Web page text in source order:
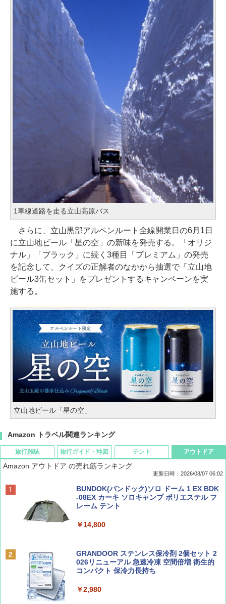
1車線道路を走る立山高原バス
さらに、立山黒部アルペンルート全線開業日の6月1日
に立山地ビール「星の空」の新味を発売する。「オリジ
ナル」「ブラック」に続く3種目「プレミアム」の発売
を記念して、クイズの正解者のなかから抽選で「立山地
ビール3缶セット」をプレゼントするキャンペーンを実
施する。
立山地ビール「星の空」
Amazon トラベル関連ランキング
旅行雑誌
ディズニーファン ２０２６年 ９月号 [雑
誌] (ＤＩＳＮＥＹ ＦＡＮ)
BE-PAL(ビ-パル) 2026年 9 月号【特別付録:
SOTO ミニマル"旅"財布 ランダム2種】
旅行ガイド・地図
D40 地球の歩き方 チェンマイ タイ北部の魅
力的な町 2026～2027 地球の歩き方D アジア
A09 地球の歩き方 イタリア 2026～2027 地
球の歩き方A ヨーロッパ
テント
[キャンパーズコレクション 山善] ポップアッ
プテント 傘みたいに広げて畳める パッとサ
ッとサンシェード キューブ フルクローズ メ
&ハイキング カーキ PATC-150(KH)
PYKES PEAK (パイクスピーク) 着替えテン
人用 折りたたみ 防災グッズ 災害用トイレ ビ
アウトドア
Amazon アウトドア の売れ筋ランキング
更新日時：2026/08/07 06:02
BUNDOK(バンドック)ソロ ドーム 1 EX BDK
-08EX カーキ ソロキャンプ ポリエステル フ
レーム テント
￥14,800
GRANDOOR ステンレス保冷剤 2個セット 2
026リニューアル 急速冷凍 空間倍増 衛生的
コンパクト 保冷力長持ち
￥2,980